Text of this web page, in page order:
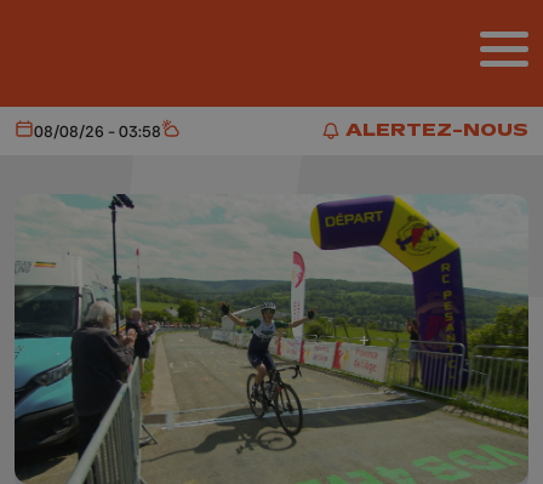
ALERTEZ-NOUS
ALERTEZ-NOUS
Aujourd'hui
08/08/26 - 03:58 Météo